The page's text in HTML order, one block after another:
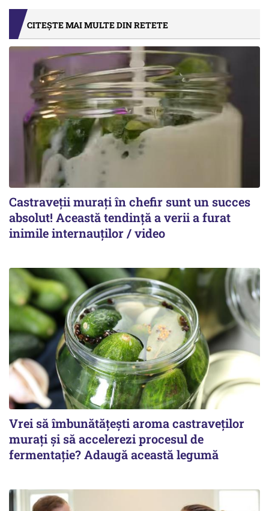
CITEȘTE MAI MULTE DIN RETETE
Castraveții murați în chefir sunt un succes
absolut! Această tendință a verii a furat
inimile internauților / video
Vrei să îmbunătățești aroma castraveților
murați și să accelerezi procesul de
fermentație? Adaugă această legumă